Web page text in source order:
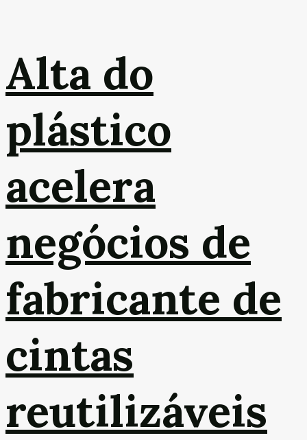
Alta do
plástico
acelera
negócios de
fabricante de
cintas
reutilizáveis